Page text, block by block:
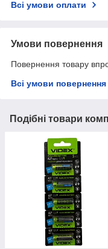
Всі умови оплати
Умови повернення
Повернення товару
Всі умови повернення
Подібні товари